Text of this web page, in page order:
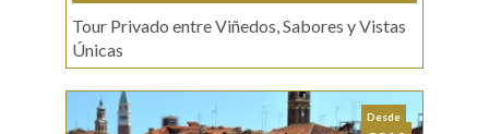
Tour Privado entre Viñedos, Sabores y Vistas
Únicas
Desde